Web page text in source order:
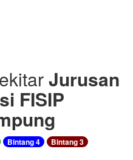
Jurusan
FISIP
Bintang 4
Bintang 3